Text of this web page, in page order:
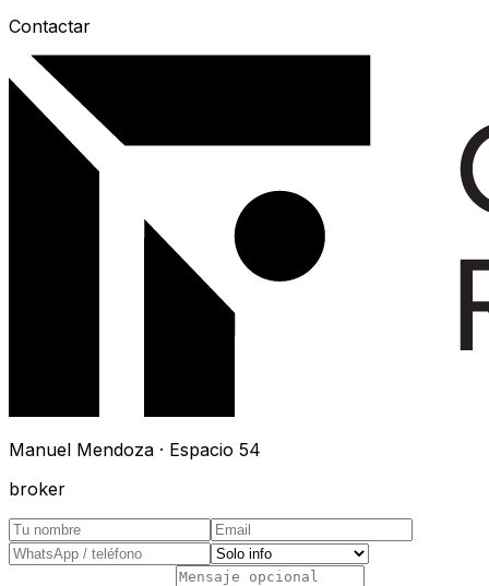
Contactar
Manuel Mendoza · Espacio 54
broker